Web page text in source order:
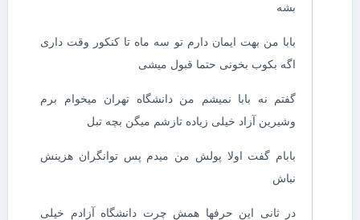
بشه
بابا من بهت ایمان دارم تو سه ماه تا کنکور وقت داری
اگه بکوب بخونی حتما قبول میشی
گفتم نه بابا نمیشم من دانشگاه تهران میخوام برم
وشیرین آزاد خیلی زیاده تازشم میگن بچه تبل
بابام گفت اولا پولش من میدم پس توانگران هزینش
نباش
در ثانی این حرفها همش چرت دانشگاه آزادم خیلی